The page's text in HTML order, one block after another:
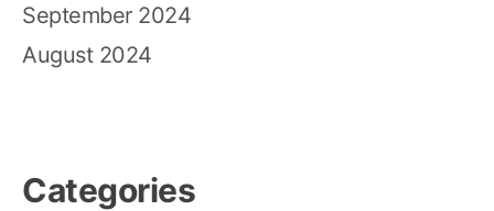
September 2024
August 2024
Categories